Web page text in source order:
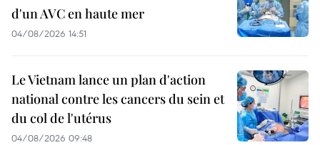
d'un AVC en haute mer
04/08/2026 14:51
Le Vietnam lance un plan d'action
national contre les cancers du sein et
du col de l'utérus
04/08/2026 09:48